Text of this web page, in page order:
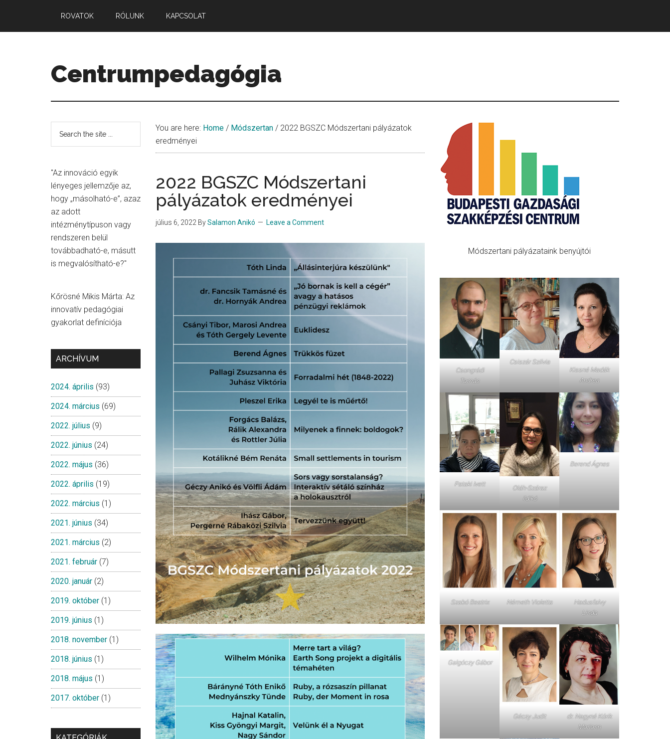
main
primary
secondary
ROVATOK RÓLUNK KAPCSOLAT
Centrumpedagógia
Mennyiség.
You are here: Home / Módszertan / 2022 BGSZC Módszertani pályázatok
eredményei
2022 BGSZC Módszertani
pályázatok eredményei
július 6, 2022 BySalamon Anikó Leave a Comment
Primary
Sidebar
Módszertani pályázataink benyújtói
Csongrádi
Tamás
Csiszár Szilvia
Kissné Madák
Andrea
Pataki Ivett
Oláh-Száraz
Ildikó
Berend Ágnes
Szabó Beatrix Németh Violetta
Hadusfalvy
Linda
Galgóczy Gábor
Géczy Judit
dr. Nagyné Kórik
Mariann
Secondary
Sidebar
"Az innováció egyik
lényeges jellemzője az,
hogy „másolható-e”, azaz
az adott
intézménytípuson vagy
rendszeren belül
továbbadható-e, másutt
is megvalósítható-e?"
Kőrösné Mikis Márta: Az
innovatív pedagógiai
gyakorlat definíciója
ARCHÍVUM
2024. április (93)
2024. március (69)
2022. július (9)
2022. június (24)
2022. május (36)
2022. április (19)
2022. március (1)
2021. június (34)
2021. március (2)
2021. február (7)
2020. január (2)
2019. október (1)
2019. június (1)
2018. november (1)
2018. június (1)
2018. május (1)
2017. október (1)